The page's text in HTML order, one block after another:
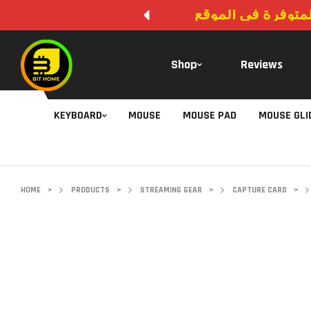
في الموقع
Shop Reviews
KEYBOARD MOUSE MOUSE PAD MOUSE
HOME > PRODUCTS > STREAMING GEAR > CAPTURE CARD >